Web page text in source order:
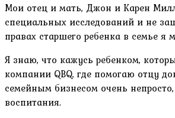
Мои отец и мать, Джон и Карен
специальных исследований и не
правах старшего ребенка в семье я
Я знаю, что кажусь ребенком,
компании QBQ, где помогаю отцу
семейным бизнесом очень
воспитания.